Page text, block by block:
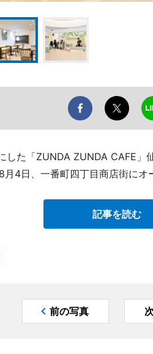
した「ZUNDA ZUNDA CAFE」
4日、一番町四丁目商店街にオ
記事を読む
前の写真